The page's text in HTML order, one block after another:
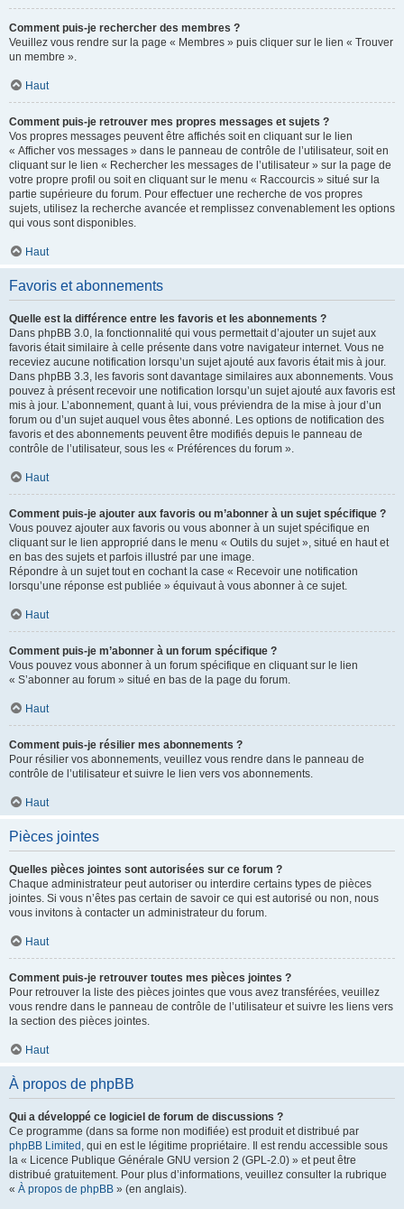
Comment puis-je rechercher des membres ?
Veuillez vous rendre sur la page « Membres » puis cliquer sur le lien « Trouver
un membre ».
Haut
Comment puis-je retrouver mes propres messages et sujets ?
Vos propres messages peuvent être affichés soit en cliquant sur le lien
« Afficher vos messages » dans le panneau de contrôle de l’utilisateur, soit en
cliquant sur le lien « Rechercher les messages de l’utilisateur » sur la page de
votre propre profil ou soit en cliquant sur le menu « Raccourcis » situé sur la
partie supérieure du forum. Pour effectuer une recherche de vos propres
sujets, utilisez la recherche avancée et remplissez convenablement les options
qui vous sont disponibles.
Haut
Favoris et abonnements
Quelle est la différence entre les favoris et les abonnements ?
Dans phpBB 3.0, la fonctionnalité qui vous permettait d’ajouter un sujet aux
favoris était similaire à celle présente dans votre navigateur internet. Vous ne
receviez aucune notification lorsqu’un sujet ajouté aux favoris était mis à jour.
Dans phpBB 3.3, les favoris sont davantage similaires aux abonnements. Vous
pouvez à présent recevoir une notification lorsqu’un sujet ajouté aux favoris est
mis à jour. L’abonnement, quant à lui, vous préviendra de la mise à jour d’un
forum ou d’un sujet auquel vous êtes abonné. Les options de notification des
favoris et des abonnements peuvent être modifiés depuis le panneau de
contrôle de l’utilisateur, sous les « Préférences du forum ».
Haut
Comment puis-je ajouter aux favoris ou m’abonner à un sujet spécifique ?
Vous pouvez ajouter aux favoris ou vous abonner à un sujet spécifique en
cliquant sur le lien approprié dans le menu « Outils du sujet », situé en haut et
en bas des sujets et parfois illustré par une image.
Répondre à un sujet tout en cochant la case « Recevoir une notification
lorsqu’une réponse est publiée » équivaut à vous abonner à ce sujet.
Haut
Comment puis-je m’abonner à un forum spécifique ?
Vous pouvez vous abonner à un forum spécifique en cliquant sur le lien
« S’abonner au forum » situé en bas de la page du forum.
Haut
Comment puis-je résilier mes abonnements ?
Pour résilier vos abonnements, veuillez vous rendre dans le panneau de
contrôle de l’utilisateur et suivre le lien vers vos abonnements.
Haut
Pièces jointes
Quelles pièces jointes sont autorisées sur ce forum ?
Chaque administrateur peut autoriser ou interdire certains types de pièces
jointes. Si vous n’êtes pas certain de savoir ce qui est autorisé ou non, nous
vous invitons à contacter un administrateur du forum.
Haut
Comment puis-je retrouver toutes mes pièces jointes ?
Pour retrouver la liste des pièces jointes que vous avez transférées, veuillez
vous rendre dans le panneau de contrôle de l’utilisateur et suivre les liens vers
la section des pièces jointes.
Haut
À propos de phpBB
Qui a développé ce logiciel de forum de discussions ?
Ce programme (dans sa forme non modifiée) est produit et distribué par
phpBB Limited , qui en est le légitime propriétaire. Il est rendu accessible sous
la « Licence Publique Générale GNU version 2 (GPL-2.0) » et peut être
distribué gratuitement. Pour plus d’informations, veuillez consulter la rubrique
« À propos de phpBB » (en anglais).